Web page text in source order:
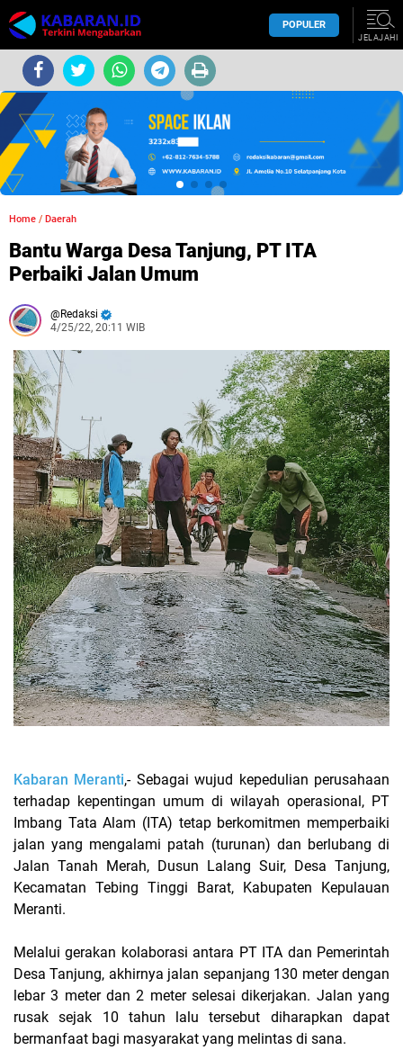
POPULER
JELAJAHI
Home / Daerah
Bantu Warga Desa Tanjung, PT ITA
Perbaiki Jalan Umum
Redaksi
4/25/22, 20:11 WIB
Kabaran Meranti,- Sebagai wujud kepedulian perusahaan
terhadap kepentingan umum di wilayah operasional, PT
Imbang Tata Alam (ITA) tetap berkomitmen memperbaiki
jalan yang mengalami patah (turunan) dan berlubang di
Jalan Tanah Merah, Dusun Lalang Suir, Desa Tanjung,
Kecamatan Tebing Tinggi Barat, Kabupaten Kepulauan
Meranti.
Melalui gerakan kolaborasi antara PT ITA dan Pemerintah
Desa Tanjung, akhirnya jalan sepanjang 130 meter dengan
lebar 3 meter dan 2 meter selesai dikerjakan. Jalan yang
rusak sejak 10 tahun lalu tersebut diharapkan dapat
bermanfaat bagi masyarakat yang melintas di sana.